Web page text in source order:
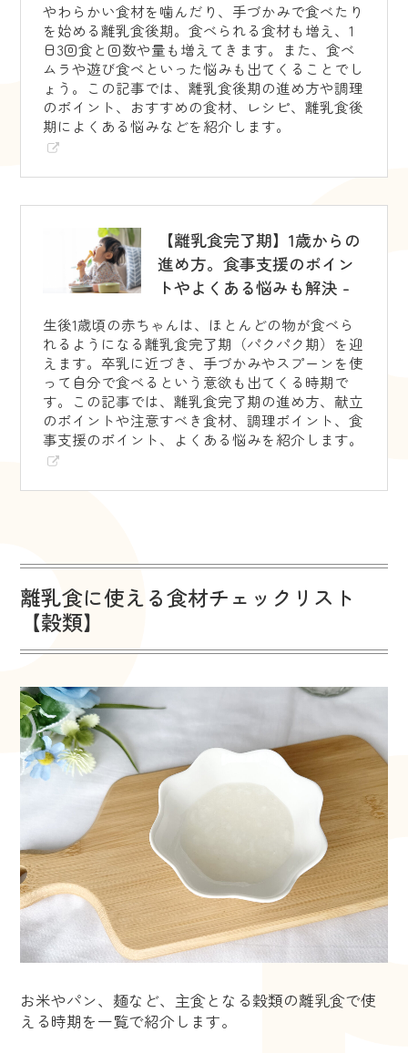
やわらかい食材を噛んだり、手づかみで食べたり
を始める離乳食後期。食べられる食材も増え、1
日3回食と回数や量も増えてきます。また、食べ
ムラや遊び食べといった悩みも出てくることでし
ょう。この記事では、離乳食後期の進め方や調理
のポイント、おすすめの食材、レシピ、離乳食後
期によくある悩みなどを紹介します。
【離乳食完了期】1歳からの
進め方。食事支援のポイン
トやよくある悩みも解決 -
生後1歳頃の赤ちゃんは、ほとんどの物が食べら
れるようになる離乳食完了期（パクパク期）を迎
えます。卒乳に近づき、手づかみやスプーンを使
って自分で食べるという意欲も出てくる時期で
す。この記事では、離乳食完了期の進め方、献立
のポイントや注意すべき食材、調理ポイント、食
事支援のポイント、よくある悩みを紹介します。
離乳食に使える食材チェックリスト
【穀類】
お米やパン、麺など、主食となる穀類の離乳食で使
える時期を一覧で紹介します。